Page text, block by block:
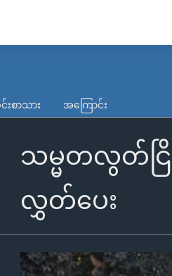
း
စာသား အကြောင်း
သမ္မတလွတ်ငြိမ်
လွှတ်ပေး